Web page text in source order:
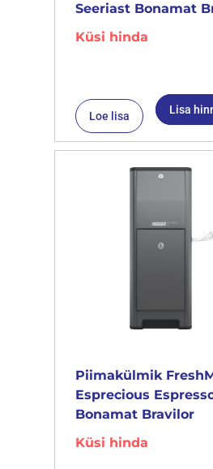
Seeriast Bonamat
Küsi hinda
Loe lisa Lisa
Piimakülmik
Esprecious
Bonamat Bravilor
Küsi hinda